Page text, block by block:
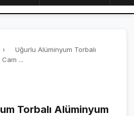
›
Uğurlu Alüminyum Torbalı
...
Torbalı Alüminyum